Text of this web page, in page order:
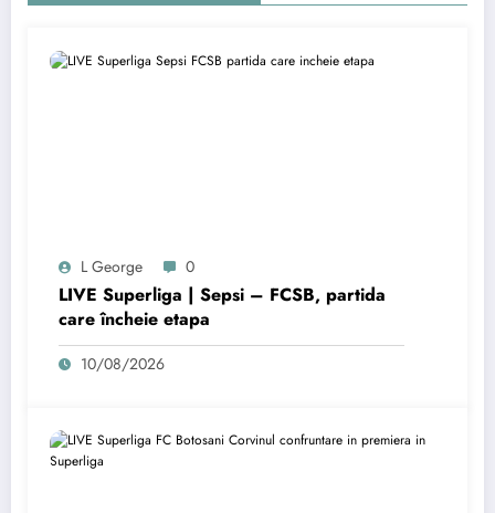
L George 0
LIVE Superliga | Sepsi – FCSB, partida
care încheie etapa
10/08/2026